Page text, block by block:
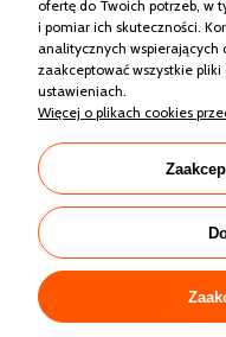
ofertę do Twoich potrzeb, w
i pomiar ich skuteczności.
analitycznych wspierających
zaakceptować wszystkie
ustawieniach.
Więcej o plikach cookies